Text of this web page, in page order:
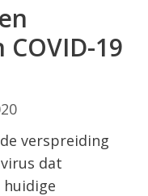
19
verspreiding
dat